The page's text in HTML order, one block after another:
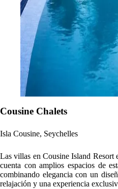
Cousine Chalets
Isla Cousine, Seychelles
Las villas en Cousine Island Resort
cuenta con amplios espacios de
combinando elegancia con un
relajación y una experiencia